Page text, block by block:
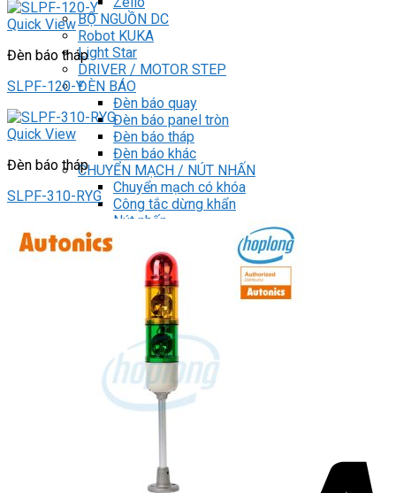
BỘ NGUỒN DC
Robot KUKA
Light Star
DRIVER / MOTOR STEP
ĐÈN BÁO
Đèn báo quay
Đèn báo panel tròn
Đèn báo tháp
Đèn báo khác
CHUYỂN MẠCH / NÚT NHẤN
Chuyển mạch có khóa
Công tắc dừng khẩn
Nút nhấn
Phích cắm / Ổ cắm / Công tắc
Can nhiệt
Chưa có sản phẩm trong giỏ hàng.
Quick View
Đèn báo tháp
SLPF-120-Y
Quick View
Đèn báo tháp
SLPF-310-RYG